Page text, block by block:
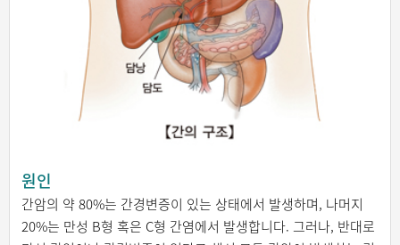
원인
간암의 약 80%는 간경변증이 있는 상태에서 발생하며, 나머지
20%는 만성 B형 혹은 C형 간염에서 발생합니다. 그러나, 반대로